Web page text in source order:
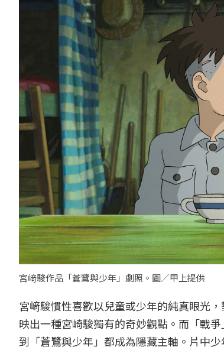
宮﨑駿作品「蒼鷺與少年」劇照。圖／甲上提供
宮﨑駿慣性喜歡以兒童或少年的純真眼光
映出一種宮崎駿獨有的奇妙觀點。而「戰
到「蒼鷺與少年」都成為隱藏主軸。片中